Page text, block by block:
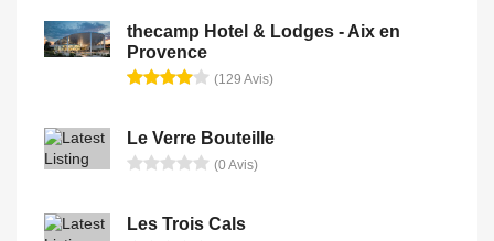
thecamp Hotel & Lodges - Aix en
Provence
(129 Avis)
Le Verre Bouteille
(0 Avis)
Les Trois Cals